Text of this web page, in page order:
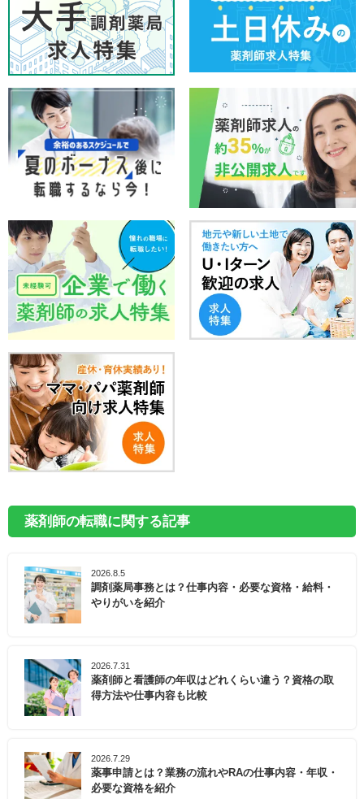
薬剤師の転職に関する記事
2026.8.5
調剤薬局事務とは？仕事内容・必要な資格・給料・
やりがいを紹介
2026.7.31
薬剤師と看護師の年収はどれくらい違う？資格の取
得方法や仕事内容も比較
2026.7.29
薬事申請とは？業務の流れやRAの仕事内容・年収・
必要な資格を紹介